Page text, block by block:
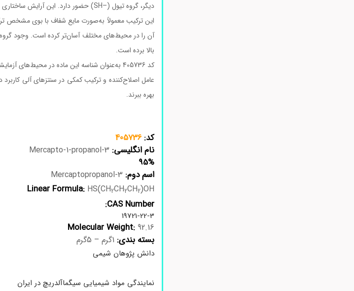
دیگر، گروه تیول (–SH) حضور دارد. این آرایش ساختاری باعث شده که این ماده هم‌زمان ویژگی‌های یک الکل و یک مرکاپتان را داشته باشد.
این ترکیب معمولاً به‌صورت مایع شفاف با بوی مشخص
آن را در محیط‌های مختلف آسان‌تر کرده است. وجود گروه
بالا برده است.
عامل اصلاح‌کننده و ترکیب کمکی در سنتزهای آلی
بهره ببرند.
کد:405736
نام انگلیسی:
95%
اسم دوم:
Linear Formula: HS(CH2CH2CH2)OH
CAS Number:
19721-22-3
Molecular Weight: 92.16
بسته بندی:
دانش پژوهان شیمی
نمایندگی مواد شیمیایی سیگماآلدریچ در ایران